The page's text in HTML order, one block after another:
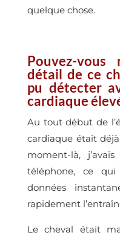
quelque chose.
Pouvez-
détail de ce
pu détecter
cardiaque
Au tout début de
cardiaque était
moment-là,
téléphone, ce
données
rapidement
Le cheval était